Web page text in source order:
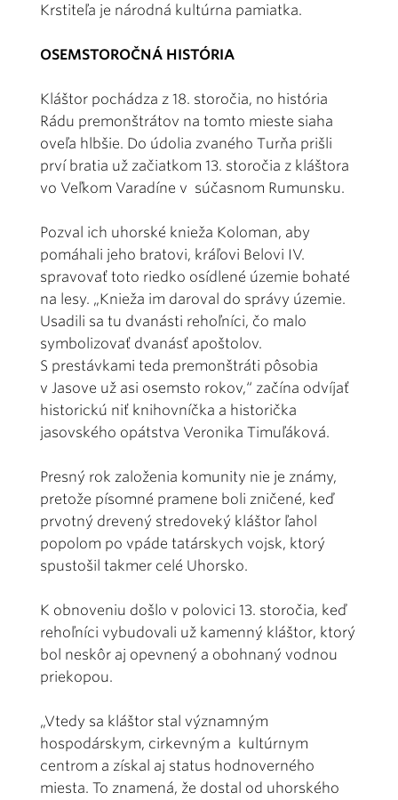
Krstiteľa je národná kultúrna pamiatka.
OSEMSTOROČNÁ HISTÓRIA
Kláštor pochádza z 18. storočia, no história
Rádu premonštrátov na tomto mieste siaha
oveľa hlbšie. Do údolia zvaného Turňa prišli
prví bratia už začiatkom 13. storočia z kláštora
vo Veľkom Varadíne v súčasnom Rumunsku.
Pozval ich uhorské knieža Koloman, aby
pomáhali jeho bratovi, kráľovi Belovi IV.
spravovať toto riedko osídlené územie bohaté
na lesy. „Knieža im daroval do správy územie.
Usadili sa tu dvanásti rehoľníci, čo malo
symbolizovať dvanásť apoštolov.
S prestávkami teda premonštráti pôsobia
v Jasove už asi osemsto rokov,“ začína odvíjať
historickú niť knihovníčka a historička
jasovského opátstva Veronika Timuľáková.
Presný rok založenia komunity nie je známy,
pretože písomné pramene boli zničené, keď
prvotný drevený stredoveký kláštor ľahol
popolom po vpáde tatárskych vojsk, ktorý
spustošil takmer celé Uhorsko.
K obnoveniu došlo v polovici 13. storočia, keď
rehoľníci vybudovali už kamenný kláštor, ktorý
bol neskôr aj opevnený a obohnaný vodnou
priekopou.
„Vtedy sa kláštor stal významným
hospodárskym, cirkevným a kultúrnym
centrom a získal aj status hodnoverného
miesta. To znamená, že dostal od uhorského